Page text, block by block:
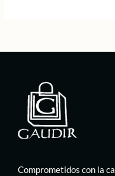
Comprometidos con la